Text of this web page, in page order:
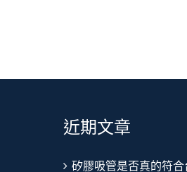
近期文章
矽膠吸管是否真的符